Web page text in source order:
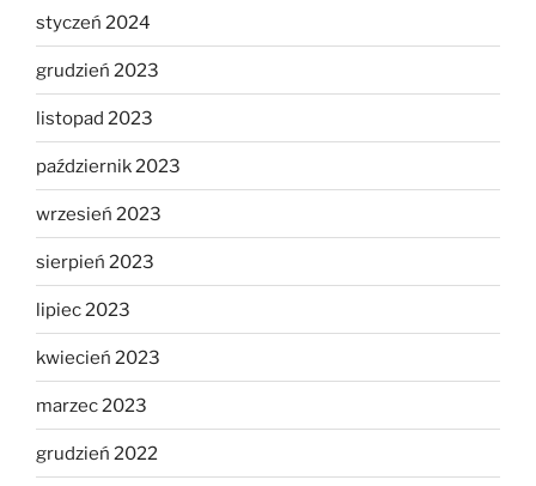
styczeń 2024
grudzień 2023
listopad 2023
październik 2023
wrzesień 2023
sierpień 2023
lipiec 2023
kwiecień 2023
marzec 2023
grudzień 2022